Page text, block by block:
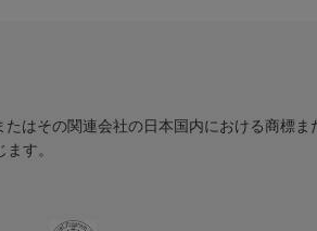
はその関連会社の日本国内における商標ま
す。